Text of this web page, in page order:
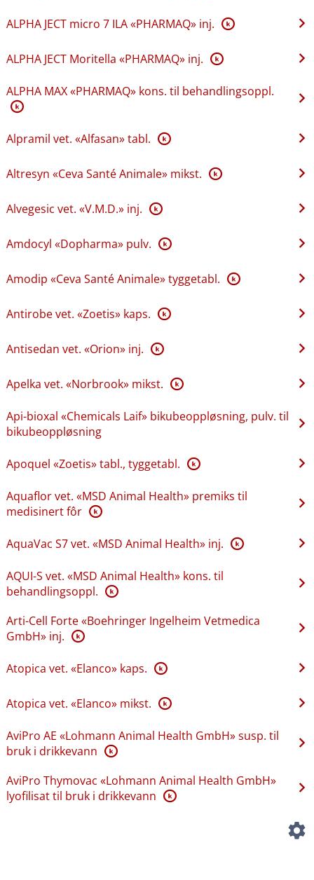
ALPHA JECT micro 7 ILA «PHARMAQ» inj. K
ALPHA JECT Moritella «PHARMAQ» inj. K
ALPHA MAX «PHARMAQ» kons. til behandlingsoppl.
K
Alpramil vet. «Alfasan» tabl. K
Altresyn «Ceva Santé Animale» mikst. K
Alvegesic vet. «V.M.D.» inj. K
Amdocyl «Dopharma» pulv. K
Amodip «Ceva Santé Animale» tyggetabl. K
Antirobe vet. «Zoetis» kaps. K
Antisedan vet. «Orion» inj. K
Apelka vet. «Norbrook» mikst. K
Api-bioxal «Chemicals Laif» bikubeoppløsning, pulv. til
bikubeoppløsning
Apoquel «Zoetis» tabl., tyggetabl. K
Aquaflor vet. «MSD Animal Health» premiks til
medisinert fôr K
AquaVac S7 vet. «MSD Animal Health» inj. K
AQUI-S vet. «MSD Animal Health» kons. til
behandlingsoppl. K
Arti-Cell Forte «Boehringer Ingelheim Vetmedica
GmbH» inj. K
Atopica vet. «Elanco» kaps. K
Atopica vet. «Elanco» mikst. K
AviPro AE «Lohmann Animal Health GmbH» susp. til
bruk i drikkevann K
AviPro Thymovac «Lohmann Animal Health GmbH»
lyofilisat til bruk i drikkevann K